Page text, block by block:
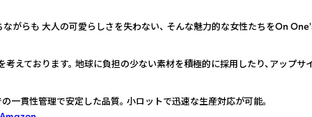
ながらも 大人の可愛らしさを失わない、 そんな魅力的な女性たちをOn
えております。 地球に負担の少ない素材を積極的に採用したり、アップ
一貫性管理で安定した品質。 小ロットで迅速な生産対応が可能。